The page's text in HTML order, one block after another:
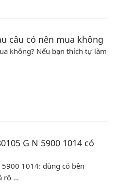
câu có nên mua không
không? Nếu bạn thích tự làm
G N 5900 1014 có
1014: dùng có bền
rõ …